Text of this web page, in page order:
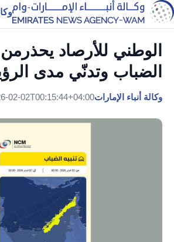
الوطني للأرصاد
الضباب وتدنّي مدى
وكالة أنباء الإمارات02-02T00:15:44+04:00